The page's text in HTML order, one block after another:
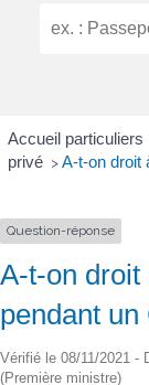
Accueil particuliers
privé > A-t-on droit
Question-réponse
A-t-on droit
pendant un
Vérifié le 08/11/2021 -
(Première ministre)